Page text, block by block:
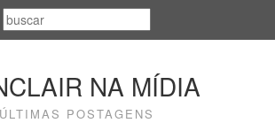
NA MÍDIA
ÚLTIMAS POSTAGENS